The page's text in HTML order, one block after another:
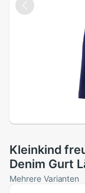
Kleinkind
Denim Gurt
Gesamt
Mehrere Varianten